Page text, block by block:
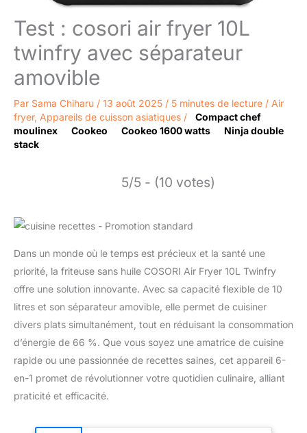
Test : cosori air fryer 10L
twinfry avec séparateur
amovible
Par Sama Chiharu / 13 août 2025 / 5 minutes de lecture / Air
fryer, Appareils de cuisson asiatiques /
Compact chef
moulinex
Cookeo Cookeo 1600 watts
Ninja double
stack
5/5 - (10 votes)
Dans un monde où le temps est précieux et la santé une
priorité, la friteuse sans huile COSORI Air Fryer 10L Twinfry
offre une solution innovante. Avec sa capacité flexible de 10
litres et son séparateur amovible, elle permet de cuisiner
divers plats simultanément, tout en réduisant la consommation
d’énergie de 66 %. Que vous soyez une amatrice de cuisine
rapide ou une passionnée de recettes saines, cet appareil 6-
en-1 promet de révolutionner votre quotidien culinaire, alliant
praticité et efficacité.